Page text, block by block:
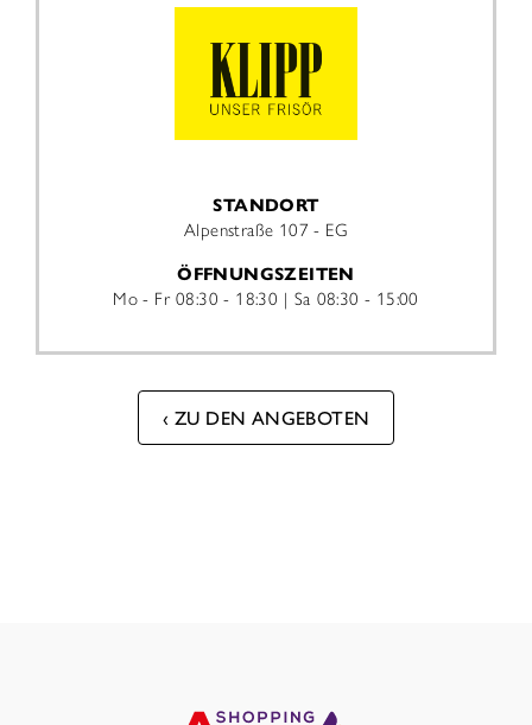
STANDORT
Alpenstraße 107 - EG
ÖFFNUNGSZEITEN
Mo - Fr 08:30 - 18:30 Sa 08:30 - 15:00
ZU DEN ANGEBOTEN